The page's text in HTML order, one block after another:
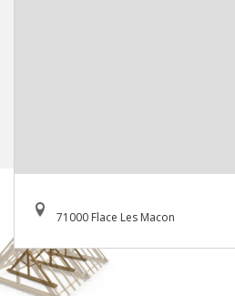
71000 Flace Les Macon